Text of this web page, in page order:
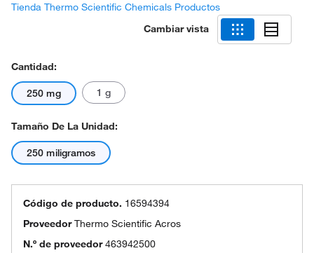
Tienda Thermo Scientific Chemicals Productos
Cambiar vista
Cantidad:
250 mg 1 g
Tamaño De La Unidad:
250 miligramos
Código de producto. 16594394
ProveedorThermo Scientific Acros
N.º de proveedor 463942500